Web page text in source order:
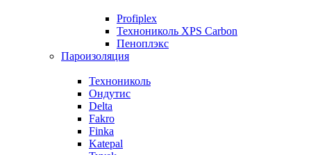
Profiplex
Технониколь XPS Carbon
Пеноплэкс
Пароизоляция
Технониколь
Ондутис
Delta
Fakro
Finka
Katepal